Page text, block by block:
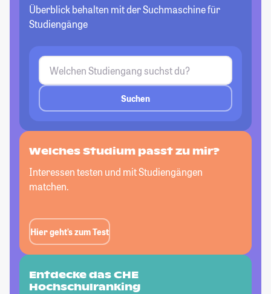
Überblick behalten mit der Suchmaschine für
Studiengänge
Suchen
Welches Studium passtzu mir?
Interessen testen und mit Studiengängen
matchen.
Hier geht’s zum Test
Entdecke das CHE
Hochschulranking